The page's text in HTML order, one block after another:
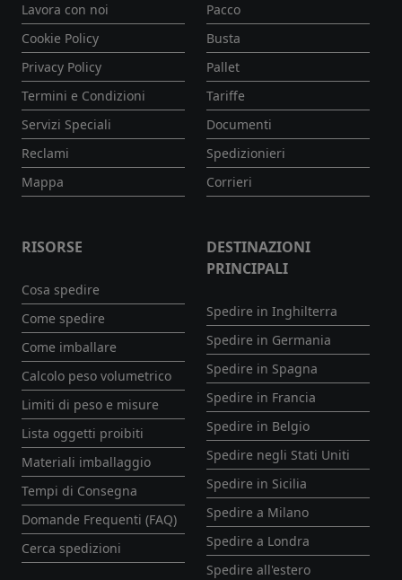
Lavora con noi
Cookie Policy
Privacy Policy
Termini e Condizioni
Servizi Speciali
Reclami
Mappa
Pacco
Busta
Pallet
Tariffe
Documenti
Spedizionieri
Corrieri
RISORSE
Cosa spedire
Come spedire
Come imballare
Calcolo peso volumetrico
Limiti di peso e misure
Lista oggetti proibiti
Materiali imballaggio
Tempi di Consegna
Domande Frequenti (FAQ)
Cerca spedizioni
DESTINAZIONI
PRINCIPALI
Spedire in Inghilterra
Spedire in Germania
Spedire in Spagna
Spedire in Francia
Spedire in Belgio
Spedire negli Stati Uniti
Spedire in Sicilia
Spedire a Milano
Spedire a Londra
Spedire all'estero